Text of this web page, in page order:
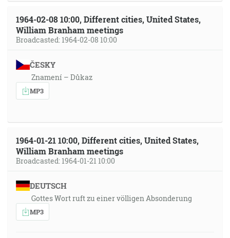
1964-02-08 10:00, Different cities, United States,
William Branham meetings
Broadcasted: 1964-02-08 10:00
ČESKY
Znamení – Důkaz
MP3
1964-01-21 10:00, Different cities, United States,
William Branham meetings
Broadcasted: 1964-01-21 10:00
DEUTSCH
Gottes Wort ruft zu einer völligen Absonderung
MP3